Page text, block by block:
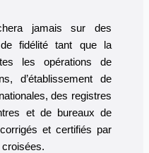
jamais sur des
fidélité tant que la
les opérations de
d’établissement de
des registres
et de bureaux de
et certifiés par